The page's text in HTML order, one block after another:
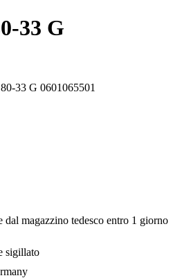
33 G
33 G 0601065501
magazzino tedesco entro 1 giorno
sigillato